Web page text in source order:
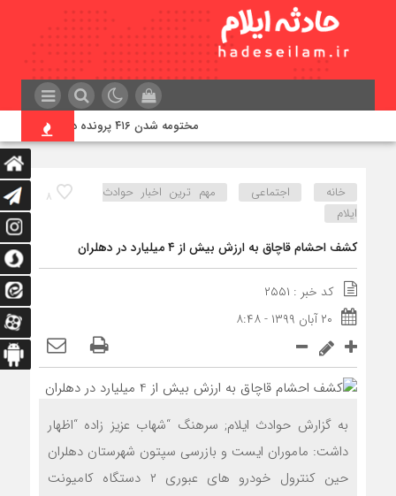
مختومه شدن ۴۱۶ پرونده در هیئت‌های صلح ایلام
۸ خانه اجتماعی
مهم ترین اخبار حوادث
ایلام
کشف احشام قاچاق به ارزش بیش از ۴ میلیارد در دهلران
کد خبر : ۲۵۵۱
۲۰ آبان ۱۳۹۹ - ۸:۴۸
به گزارش حوادث ایلام; سرهنگ “شهاب عزیز زاده “اظهار
داشت: ماموران ایست و بازرسی سپتون شهرستان دهلران
حین کنترول خودرو های عبوری ۲ دستگاه کامیونت